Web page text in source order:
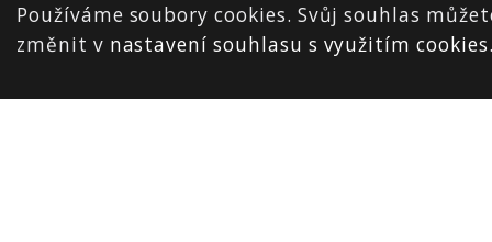
Používáme soubory cookies. Svůj souhlas
změnit v nastavení souhlasu s využitím cookies